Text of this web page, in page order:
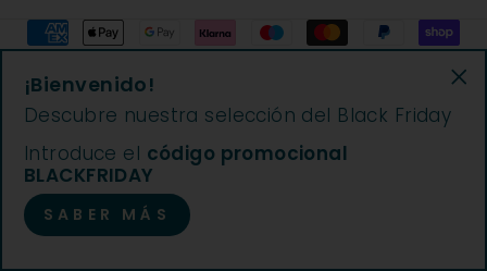
oferta
© 2026 The Winesider | El Winesider es una marca de
1188415 | Código fiscal y número de IVA 11108030013 |
¡Bienvenido!
Descubre nuestra selección del Black Friday
Introduce el código promocional
BLACKFRIDAY
SABER MÁS